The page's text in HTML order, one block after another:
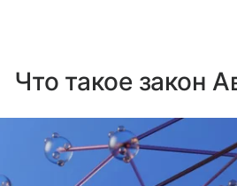
Что такое закон